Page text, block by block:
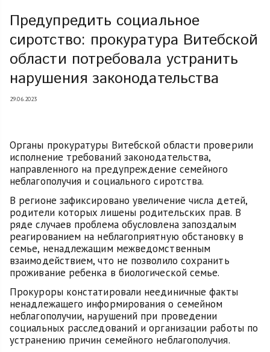
Предупредить социальное
сиротство: прокуратура Витебской
области потребовала устранить
нарушения законодательства
29.06.2023
Органы прокуратуры Витебской области проверили
исполнение требований законодательства,
направленного на предупреждение семейного
неблагополучия и социального сиротства.
В регионе зафиксировано увеличение числа детей,
родители которых лишены родительских прав. В
ряде случаев проблема обусловлена запоздалым
реагированием на неблагоприятную обстановку в
семье, ненадлежащим межведомственным
взаимодействием, что не позволило сохранить
проживание ребенка в биологической семье.
Прокуроры констатировали неединичные факты
ненадлежащего информирования о семейном
неблагополучии, нарушений при проведении
социальных расследований и организации работы по
устранению причин семейного неблагополучия.